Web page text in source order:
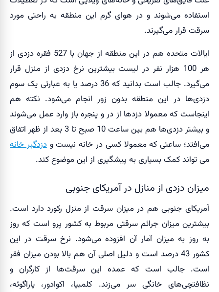
استفاده می‌شوند و در هوای گرم این منطقه به راحتی مورد
سرقت قرار می‌گیرند.
ایالات متحده هم در این منطقه از جهان با 527 فقره دزدی از
هر 100 هزار نفر در لیست بیشترین نرخ دزدی از منزل قرار
می‌گیرد. جالب است بدانید که 36 درصد یا به عبارتی یک سوم
دزدی‌‎ها در این منطقه بدون زور انجام می‌شود. نکته هم
اینجاست که معمولا دزدها از در و پنجره باز وارد عمل می‌شوند
و بیشتر دزدی‌ها هم بین ساعت 10 صبح تا 3 بعد از ظهر اتفاق
می‌افتد؛ ساعتی که معمولا کسی در خانه نیست ودزدگیر خانه
می تواند کمک بسیاری به پیشگیری از این موضوع کند.
میزان دزدی از منازل در آمریکای جنوبی
آمریکای جنوبی هم در میزان سرقت از منزل رکورد دارد است.
بیشترین میزان جرائم سرقتی مربوط به کشور پرو است که روز
به روز به میزان آمار آن افزوده می‌شود. نرخ سرقت در این
کشور 43 درصد است و دلیل اصلی آن هم بالا بودن میزان فقر
است. جالب است که عمده این سرقت‌ها از کارگران و
نظافتچی‌های خانگی سر می‌زند. کلمبیا، اکوادور، پاراگوئه،